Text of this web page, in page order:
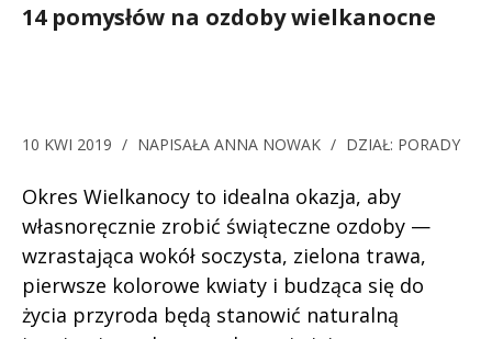
14 pomysłów na ozdoby wielkanocne
10 KWI 2019 / NAPISAŁA ANNA NOWAK / DZIAŁ: PORADY
Okres Wielkanocy to idealna okazja, aby
własnoręcznie zrobić świąteczne ozdoby —
wzrastająca wokół soczysta, zielona trawa,
pierwsze kolorowe kwiaty i budząca się do
życia przyroda będą stanowić naturalną